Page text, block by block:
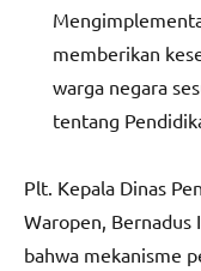
memberikan
warga negara
tentang
Plt. Kepala Dinas
Waropen, Bernadus
bahwa mekanisme